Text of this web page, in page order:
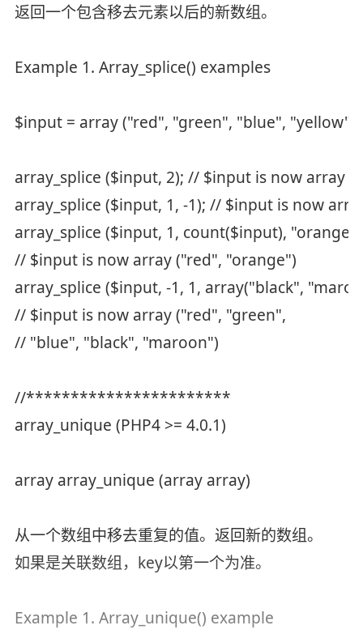
返回一个包含移去元素以后的新数组。
Example 1. Array_splice() examples
$input = array ("red", "green", "blue", "yellow");
array_splice ($input, 2); // $input is now array
array_splice ($input, 1, -1); // $input is now
array_splice ($input, 1, count($input),
// $input is now array ("red", "orange")
array_splice ($input, -1, 1, array("black",
// $input is now array ("red", "green",
// "blue", "black", "maroon")
//***********************
array_unique (PHP4 >= 4.0.1)
array array_unique (array array)
从一个数组中移去重复的值。返回新的数组。
如果是关联数组，key以第一个为准。
Example 1. Array_unique() example